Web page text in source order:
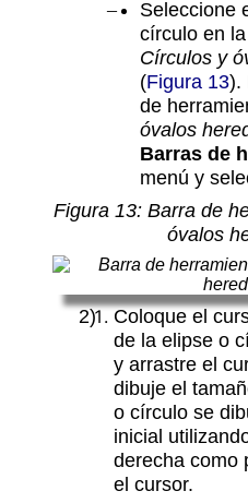
Seleccione
círculo en
Círculos y
(Figura 13).
de
óvalos
Barras de
menú y
Figura 13: Barra de
óvalos
Coloque el
de la elipse o
y arrastre el
dibuje el
o círculo se
inicial
derecha como
el cursor.